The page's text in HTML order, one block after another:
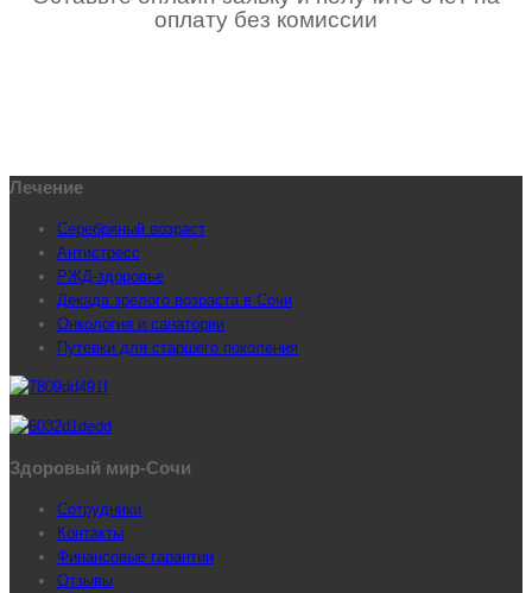
оплату без комиссии
Лечение
Серебряный возраст
Антистресс
РЖД-здоровье
Декада зрелого возраста в Сочи
Онкология и санатории
Путевки для старшего поколения
Здоровый мир-Сочи
Сотрудники
Контакты
Финансовые гарантии
Отзывы